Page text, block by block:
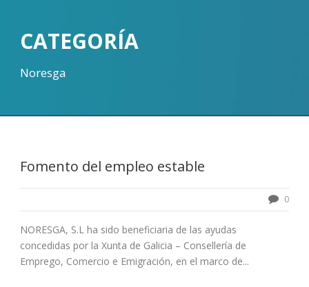
CATEGORÍA
Noresga
Fomento del empleo estable
0
NORESGA, S.L ha sido beneficiaria de las ayudas
concedidas por la Xunta de Galicia – Consellería de
Emprego, Comercio e Emigración, en el marco de...